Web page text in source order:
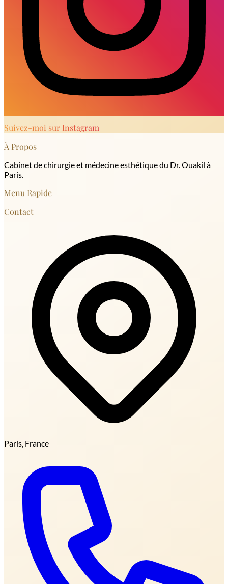
Suivez-moi sur Instagram
À Propos
Cabinet de chirurgie et médecine esthétique du Dr. Ouakil à
Paris.
Menu Rapide
Contact
Paris, France